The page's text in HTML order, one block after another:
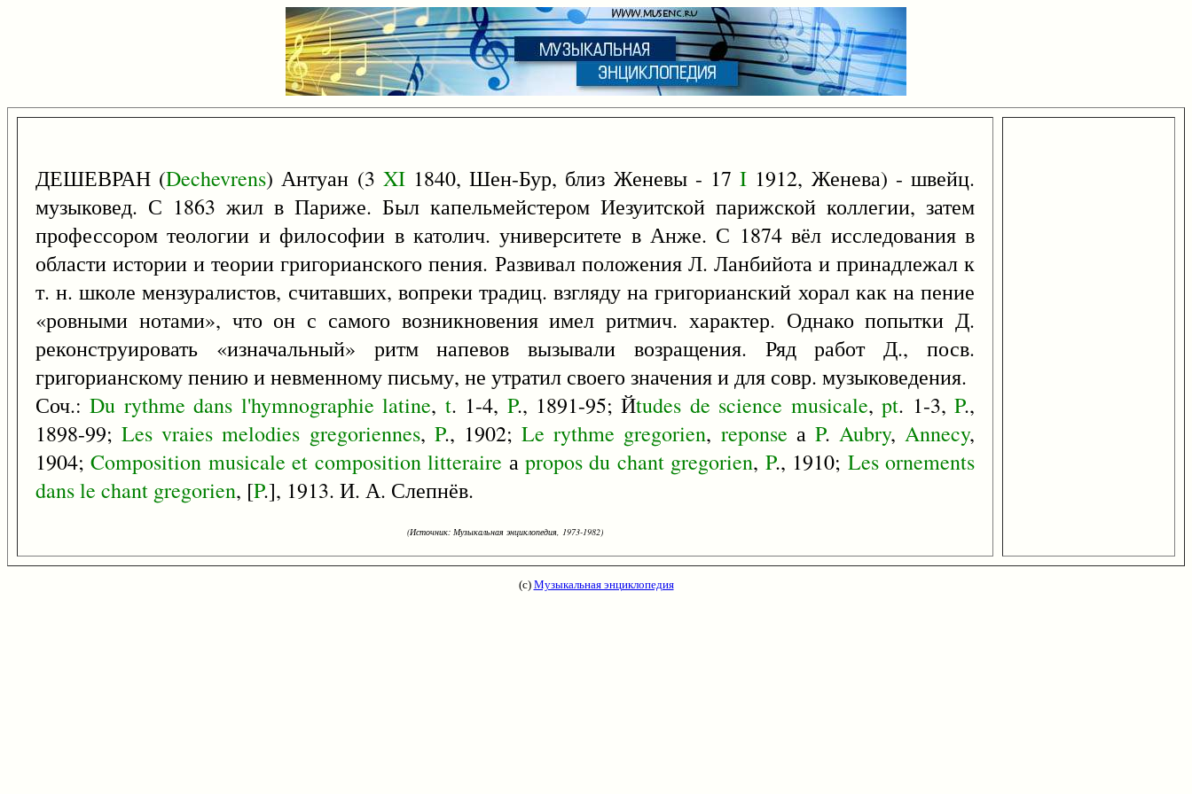
ДЕШЕВРАН (Dechevrens) Антуан (3 XI1840, Шен-Бур, близ Женевы - 17I 1912, Женева) - швейц.
музыковед. С 1863 жил в Париже. Был капельмейстером Иезуитской парижской коллегии, затем
профессором теологии и философии в католич. университете в Анже. С 1874 вёл исследования в
области истории и теории григорианского пения. Развивал положения Л. Ланбийота и принадлежал к
т. н. школе мензуралистов, считавших, вопреки традиц. взгляду на григорианский хорал как на пение
«ровными нотами», что он с самого возникновения имел ритмич. характер. Однако попытки Д.
реконструировать «изначальный» ритм напевов вызывали возращения. Ряд работ Д., посв.
григорианскому пению и невменному письму, не утратил своего значения и для совр. музыковедения.
Соч.:Du rythme dans l'hymnographie latine, t. 1-4, P., 1891-95; Йtudes de science musicale,pt. 1-3, P.,
1898-99;Les vraies melodies gregoriennes, P., 1902;Le rythme gregorien, reponse а P. Aubry,Annecy,
1904;Composition musicale et composition litteraire аpropos du chant gregorien, P., 1910; Les ornements
dansle chant gregorien, [P.], 1913. И. А. Слепнёв.
(Источник: Музыкальная энциклопедия, 1973-1982)
(с) Музыкальная энциклопедия